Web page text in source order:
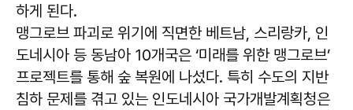
하게 된다.
맹그로브 파괴로 위기에 직면한 베트남, 스리랑카, 인
도네시아 등 동남아 10개국은 ‘미래를 위한 맹그로브’
프로젝트를 통해 숲 복원에 나섰다. 특히 수도의 지반
침하 문제를 겪고 있는 인도네시아 국가개발계획청은